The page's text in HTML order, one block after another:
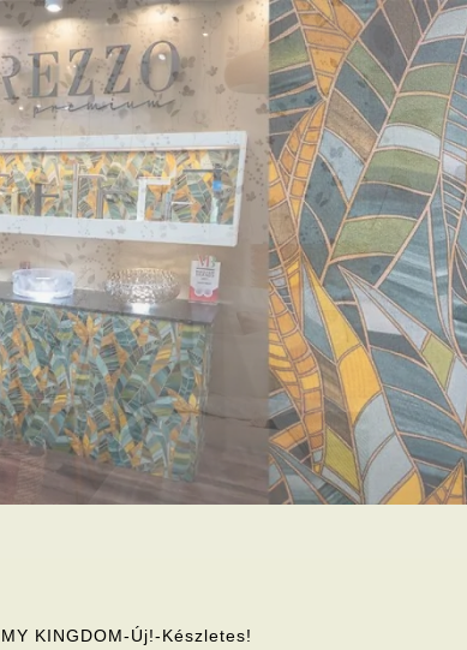
MY KINGDOM-Új!-Készletes!